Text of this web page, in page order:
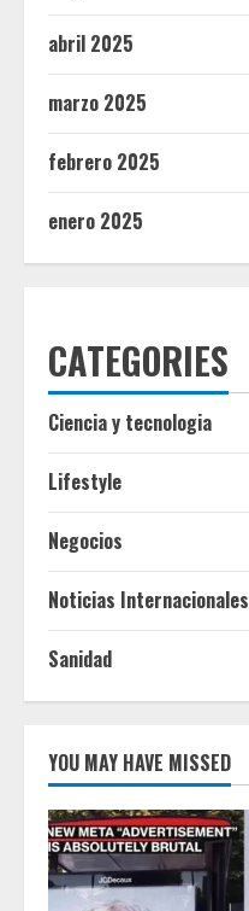
abril 2025
marzo 2025
febrero 2025
enero 2025
CATEGORIES
Ciencia y tecnologia
Lifestyle
Negocios
Noticias Internacionales
Sanidad
YOU MAY HAVE MISSED